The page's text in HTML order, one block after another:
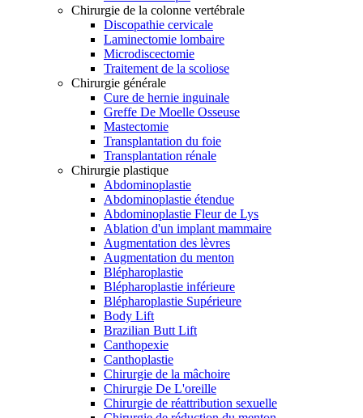
Chirurgie de la colonne vertébrale
Discopathie cervicale
Laminectomie lombaire
Microdiscectomie
Traitement de la scoliose
Chirurgie générale
Cure de hernie inguinale
Greffe De Moelle Osseuse
Mastectomie
Transplantation du foie
Transplantation rénale
Chirurgie plastique
Abdominoplastie
Abdominoplastie étendue
Abdominoplastie Fleur de Lys
Ablation d'un implant mammaire
Augmentation des lèvres
Augmentation du menton
Blépharoplastie
Blépharoplastie inférieure
Blépharoplastie Supérieure
Body Lift
Brazilian Butt Lift
Canthopexie
Canthoplastie
Chirurgie de la mâchoire
Chirurgie De L'oreille
Chirurgie de réattribution sexuelle